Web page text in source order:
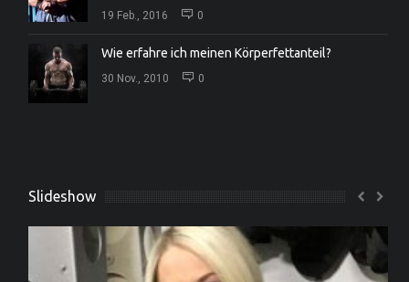
19 Feb., 2016 0
Wie erfahre ich meinen Körperfettanteil?
30 Nov., 2010 0
Slideshow